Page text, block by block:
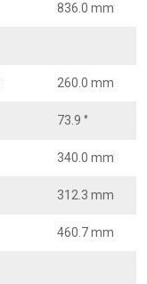
836.0 mm
260.0 mm
73.9 °
340.0 mm
312.3 mm
460.7 mm